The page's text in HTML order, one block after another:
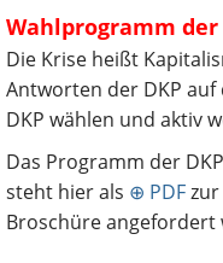
Wahlprogramm der
Die Krise heißt
Antworten der DKP
DKP wählen und aktiv
Das Programm der
steht hier als ⊕ PDF
Broschüre